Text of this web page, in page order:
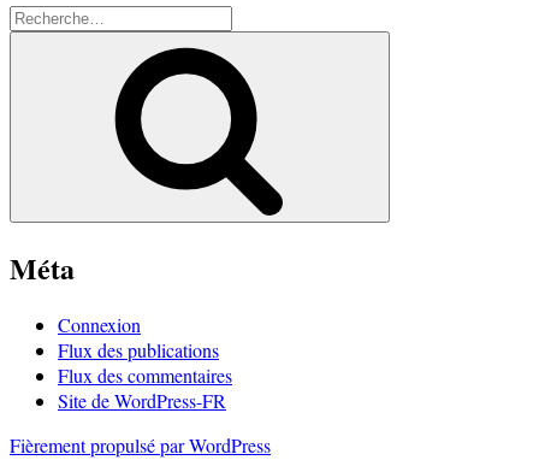
Recherche
pour
Méta
Connexion
Flux des publications
Flux des commentaires
Site de WordPress-FR
Fièrement propulsé par WordPress